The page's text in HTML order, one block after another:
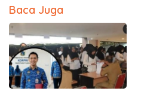
Baca Juga